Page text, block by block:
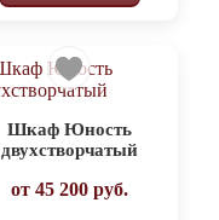
Шкаф Юность
двухстворчатый
от 45 200руб.